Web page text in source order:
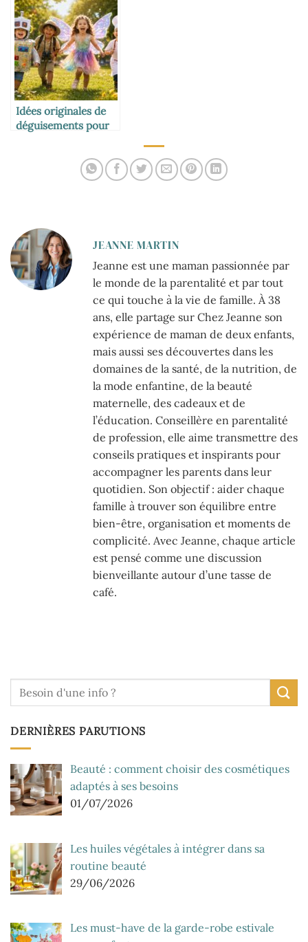
groupe au carnaval
Idées originales de
déguisements pour
JEANNE MARTIN
Jeanne est une maman passionnée par
le monde de la parentalité et par tout
ce qui touche à la vie de famille. À 38
ans, elle partage sur Chez Jeanne son
expérience de maman de deux enfants,
mais aussi ses découvertes dans les
domaines de la santé, de la nutrition, de
la mode enfantine, de la beauté
maternelle, des cadeaux et de
l’éducation. Conseillère en parentalité
de profession, elle aime transmettre des
conseils pratiques et inspirants pour
accompagner les parents dans leur
quotidien. Son objectif : aider chaque
famille à trouver son équilibre entre
bien-être, organisation et moments de
complicité. Avec Jeanne, chaque article
est pensé comme une discussion
bienveillante autour d’une tasse de
café.
DERNIÈRES PARUTIONS
Beauté : comment choisir des cosmétiques
adaptés à ses besoins
01/07/2026
Les huiles végétales à intégrer dans sa
routine beauté
29/06/2026
Les must-have de la garde-robe estivale